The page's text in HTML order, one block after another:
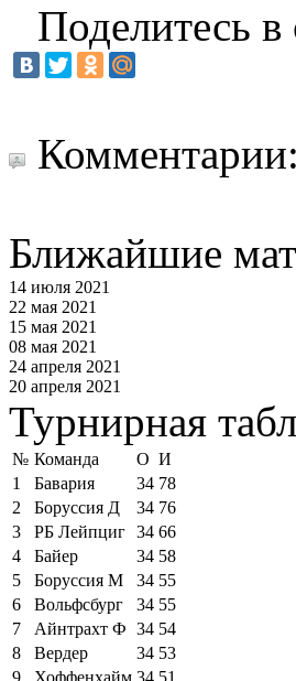
Поделитесь
Комментарии:
Ближайшие
14 июля 2021
22 мая 2021
15 мая 2021
08 мая 2021
24 апреля 2021
20 апреля 2021
Турнирная
№ Команда О И
1
Бавария 34 78
2
Боруссия Д 34 76
3
РБ Лейпциг 34 66
4
Байер 34 58
5
Боруссия М 34 55
6
Вольфсбург 34 55
7
Айнтрахт Ф 34 54
8
Вердер 34 53
9
Хоффенхайм 34 51